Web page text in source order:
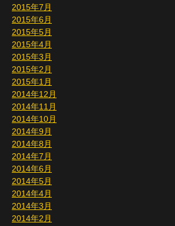
2015年7月
2015年6月
2015年5月
2015年4月
2015年3月
2015年2月
2015年1月
2014年12月
2014年11月
2014年10月
2014年9月
2014年8月
2014年7月
2014年6月
2014年5月
2014年4月
2014年3月
2014年2月